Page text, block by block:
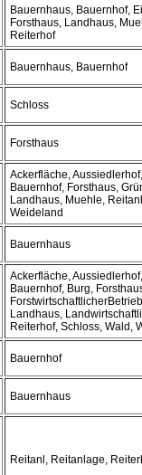
Bauernhaus, Bauernhof,
Forsthaus, Landhaus,
Reiterhof
Bauernhaus, Bauernhof
Schloss
Forsthaus
Ackerfläche,
Bauernhof, Forsthaus,
Landhaus, Muehle,
Weideland
Bauernhaus
Ackerfläche,
Bauernhof, Burg,
Landhaus,
Reiterhof, Schloss, Wald,
Bauernhof
Bauernhaus
Reitanl, Reitanlage,